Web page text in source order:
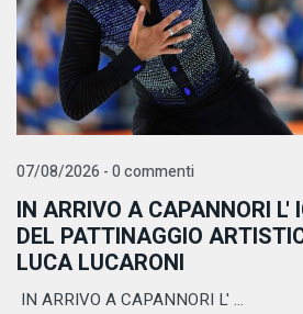
07/08/2026 - 0 commenti
IN ARRIVO A CAPANNORI L'
DEL PATTINAGGIO
LUCA LUCARONI
IN ARRIVO A CAPANNORI L' ...